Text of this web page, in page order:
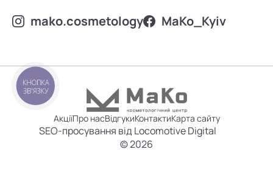
mako.cosmetology MаKo_Kyiv
АкціїПро насВідгукиКонтактиКарта сайту
SEO-просування від Locomotive Digital
© 2026
КНОПКА
ЗВ'ЯЗКУ